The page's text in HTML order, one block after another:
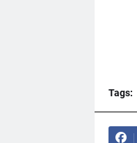
Tags: